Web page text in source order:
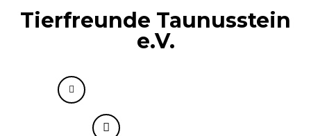
Tierfreunde Taunusstein
e.V.